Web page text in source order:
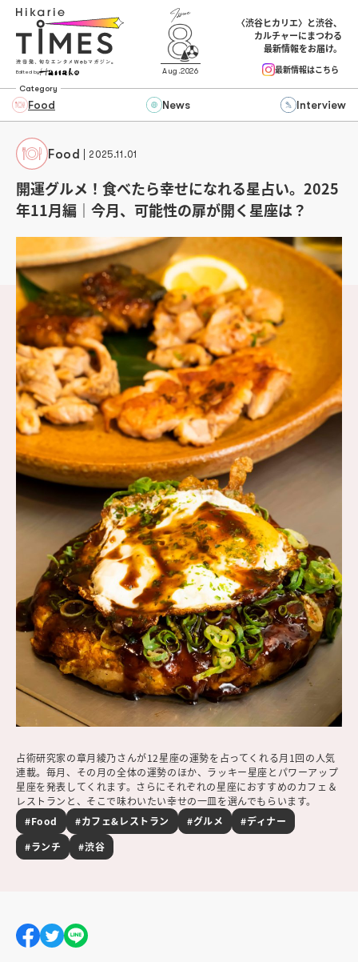
Edited by Aug.2026
〈渋谷ヒカリエ〉と渋谷、
カルチャーにまつわる
最新情報をお届け。
最新情報はこちら
Category
Food News Interview
Food 2025.11.01
開運グルメ！食べたら幸せになれる星占い。2025
年11月編｜今月、可能性の扉が開く星座は？
占術研究家の章月綾乃さんが12星座の運勢を占ってくれる月1回の人気
連載。毎月、その月の全体の運勢のほか、ラッキー星座とパワーアップ
星座を発表してくれます。さらにそれぞれの星座におすすめのカフェ＆
レストランと、そこで味わいたい幸せの一皿を選んでもらいます。
#Food
#カフェ&レストラン #グルメ
#ディナー
#ランチ
#渋谷